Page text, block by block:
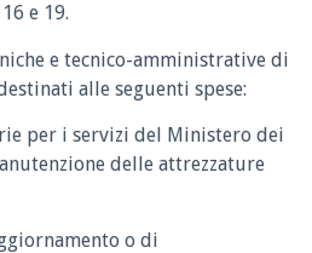
e 19.
e tecnico-amministrative di
alle seguenti spese:
per i servizi del Ministero dei
delle attrezzature
o di